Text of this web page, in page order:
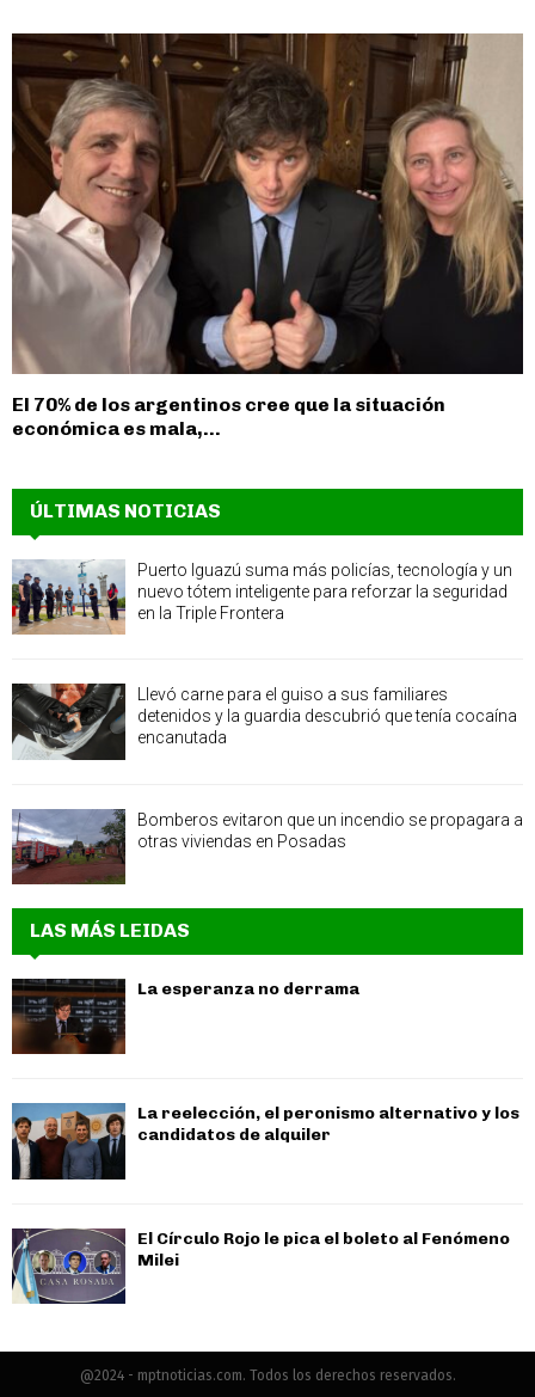
El 70% de los argentinos cree que la situación
económica es mala,...
ÚLTIMAS NOTICIAS
Puerto Iguazú suma más policías, tecnología y un
nuevo tótem inteligente para reforzar la seguridad
en la Triple Frontera
Llevó carne para el guiso a sus familiares
detenidos y la guardia descubrió que tenía cocaína
encanutada
Bomberos evitaron que un incendio se propagara a
otras viviendas en Posadas
LAS MÁS LEIDAS
La esperanza no derrama
La reelección, el peronismo alternativo y los
candidatos de alquiler
El Círculo Rojo le pica el boleto al Fenómeno
Milei
@2024 - mptnoticias.com. Todos los derechos reservados.